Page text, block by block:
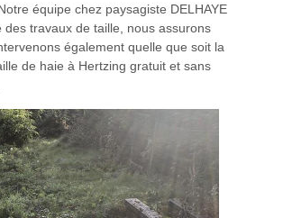
équipe chez paysagiste DELHAYE
travaux de taille, nous assurons
également quelle que soit la
de haie à Hertzing gratuit et sans